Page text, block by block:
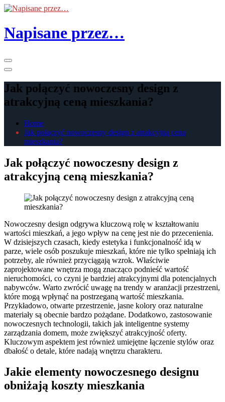
Skip
the
content
Napisane przez…
Jak połączyć nowoczesny design z
atrakcyjną ceną mieszkania?
Home
Jak połączyć nowoczesny design z atrakcyjną ceną
mieszkania?
Jak połączyć nowoczesny design z
atrakcyjną ceną mieszkania?
Nowoczesny design odgrywa kluczową rolę w kształtowaniu
wartości mieszkań, a jego wpływ na cenę jest nie do przecenienia.
W dzisiejszych czasach, kiedy estetyka i funkcjonalność idą w
parze, wiele osób poszukuje mieszkań, które nie tylko spełniają ich
potrzeby, ale również przyciągają wzrok. Właściwie
zaprojektowane wnętrza mogą znacząco podnieść wartość
nieruchomości, co czyni je bardziej atrakcyjnymi dla potencjalnych
nabywców. Warto zwrócić uwagę na trendy w aranżacji przestrzeni,
które mogą wpłynąć na postrzeganą wartość mieszkania.
Przykładowo, otwarte przestrzenie, jasne kolory oraz naturalne
materiały są obecnie bardzo pożądane. Dodatkowo, zastosowanie
nowoczesnych technologii, takich jak inteligentne systemy
zarządzania domem, może zwiększyć atrakcyjność oferty.
Kluczowym aspektem jest również umiejętne łączenie stylów oraz
dbałość o detale, które nadają wnętrzu charakteru.
Jakie elementy nowoczesnego designu
obniżają koszty mieszkania